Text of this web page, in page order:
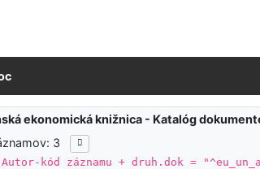
vyhľadávania
ekonomická knižnica - Katalóg
3
Autor-kód záznamu + druh.dok =